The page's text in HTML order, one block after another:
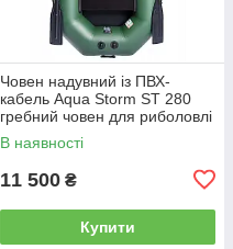
Човен надувний із ПВХ-
кабель Aqua Storm ST 280
гребний човен для риболовлі
2-місний
В наявності
11 500 ₴
Купити